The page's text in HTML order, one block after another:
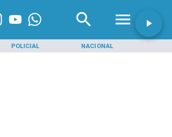
POLICIAL NACIONAL